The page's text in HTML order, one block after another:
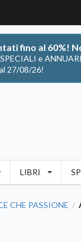
fino al 60%!
e
27/08/26!
LIBRI
CHE PASSIONE /